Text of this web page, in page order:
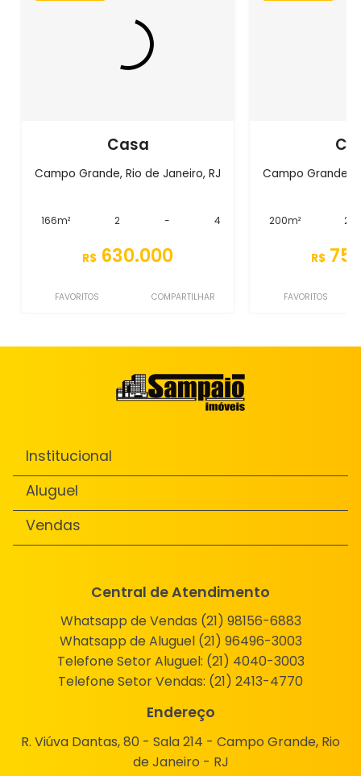
Casa
Campo Grande, Rio de Janeiro, RJ
166m² 2 - 4
R$ 630.000
FAVORITOS COMPARTILHAR
Campo Grande,
200m² 2
R$
FAVORITOS
Institucional
Aluguel
Vendas
Central de Atendimento
Whatsapp de Vendas (21) 98156-6883
Whatsapp de Aluguel (21) 96496-3003
Telefone Setor Aluguel: (21) 4040-3003
Telefone Setor Vendas: (21) 2413-4770
Endereço
R. Viúva Dantas, 80 - Sala 214 - Campo Grande, Rio
de Janeiro - RJ